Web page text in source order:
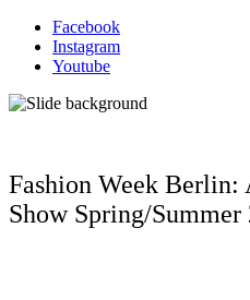
Facebook
Instagram
Youtube
Fashion Week Berlin:
Show Spring/Summer